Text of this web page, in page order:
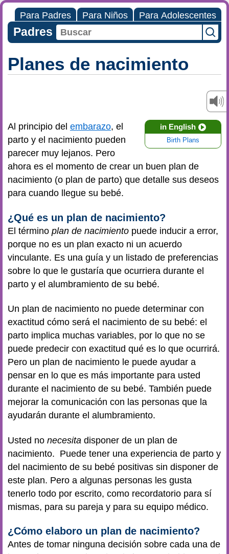
Para Padres Para Niños Para Adolescentes
Padres
Planes de nacimiento
in English
Birth Plans
Al principio del embarazo, el
parto y el nacimiento pueden
parecer muy lejanos. Pero
ahora es el momento de crear un buen plan de
nacimiento (o plan de parto) que detalle sus deseos
para cuando llegue su bebé.
¿Qué es un plan de nacimiento?
El término plan de nacimiento puede inducir a error,
porque no es un plan exacto ni un acuerdo
vinculante. Es una guía y un listado de preferencias
sobre lo que le gustaría que ocurriera durante el
parto y el alumbramiento de su bebé.
Un plan de nacimiento no puede determinar con
exactitud cómo será el nacimiento de su bebé: el
parto implica muchas variables, por lo que no se
puede predecir con exactitud qué es lo que ocurrirá.
Pero un plan de nacimiento le puede ayudar a
pensar en lo que es más importante para usted
durante el nacimiento de su bebé. También puede
mejorar la comunicación con las personas que la
ayudarán durante el alumbramiento.
Usted no necesita disponer de un plan de
nacimiento. Puede tener una experiencia de parto y
del nacimiento de su bebé positivas sin disponer de
este plan. Pero a algunas personas les gusta
tenerlo todo por escrito, como recordatorio para sí
mismas, para su pareja y para su equipo médico.
¿Cómo elaboro un plan de nacimiento?
Antes de tomar ninguna decisión sobre cada una de